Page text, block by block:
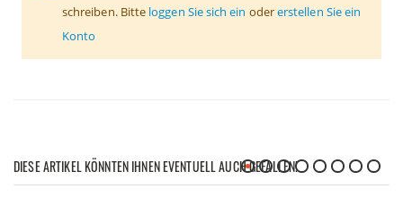
schreiben. Bitte loggen Sie sich ein odererstellen Sie ein
Konto
DIESE ARTIKEL KÖNNTEN IHNEN EVENTUELL AUCH GEFALLEN!